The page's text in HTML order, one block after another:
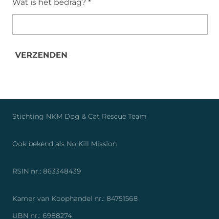
Wat is het bedrag? *
VERZENDEN
Stichting NKM Dog & Cat Rescue Team
Ook bekend als No Kill Mission
RSIN nr.: 863348439
Kamer van Koophandel nr.: 84751568
UBN nr.: 6988274